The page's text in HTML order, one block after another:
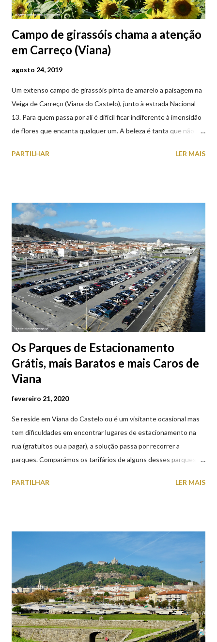
Campo de girassóis chama a atenção
em Carreço (Viana)
agosto 24, 2019
Um extenso campo de girassóis pinta de amarelo a paisagem na
Veiga de Carreço (Viana do Castelo), junto à estrada Nacional
13. Para quem passa por ali é difícil ficar indiferente à imensidão
de flores que encanta qualquer um. A beleza é tanta que não
aproveite a paisagem como cenário para tirar algumas
PARTILHAR LER MAIS
Os Parques de Estacionamento
Grátis, mais Baratos e mais Caros de
Viana
fevereiro 21, 2020
Se reside em Viana do Castelo ou é um visitante ocasional mas
tem dificuldades em encontrar lugares de estacionamento na
rua (gratuitos ou a pagar), a solução passa por recorrer a
parques. Comparámos os tarifários de alguns desses parques de
subterrâneos) perto do centro da cidade (entenda-se por
subterrâneos. O Parque da Estação Viana Shopping é grátis de
2ª a 5ª feira a partir das 20:00 (DIAS ÚTEIS)
PARTILHAR LER MAIS